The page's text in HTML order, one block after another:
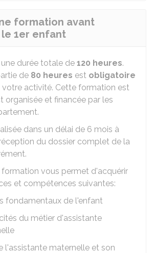
formation avant
1er enfant
durée totale de 120 heures.
de 80 heures est obligatoire
votre activité. Cette formation est
organisée et financée par les
dans un délai de 6 mois à
du dossier complet de la
vous permet d'acquérir
et compétences suivantes:
fondamentaux de l'enfant
du métier d'assistante
l'assistante maternelle et son